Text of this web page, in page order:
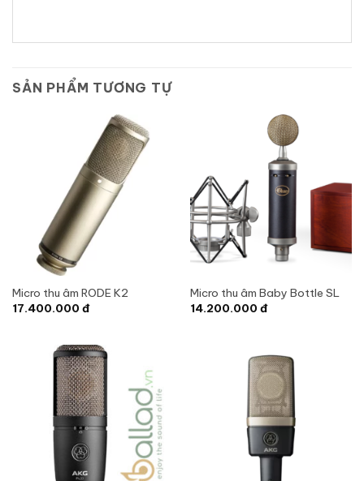
SẢN PHẨM TƯƠNG TỰ
Micro thu âm RODE K2
17.400.000 đ
Micro thu âm Baby Bottle SL
14.200.000 đ